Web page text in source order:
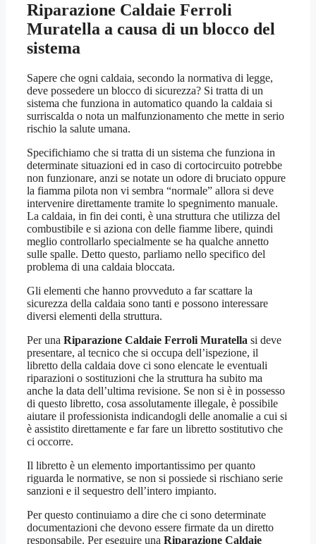
Riparazione Caldaie Ferroli
Muratella a causa di un blocco del
sistema
Sapere che ogni caldaia, secondo la normativa di legge,
deve possedere un blocco di sicurezza? Si tratta di un
sistema che funziona in automatico quando la caldaia si
surriscalda o nota un malfunzionamento che mette in serio
rischio la salute umana.
Specifichiamo che si tratta di un sistema che funziona in
determinate situazioni ed in caso di cortocircuito potrebbe
non funzionare, anzi se notate un odore di bruciato oppure
la fiamma pilota non vi sembra “normale” allora si deve
intervenire direttamente tramite lo spegnimento manuale.
La caldaia, in fin dei conti, è una struttura che utilizza del
combustibile e si aziona con delle fiamme libere, quindi
meglio controllarlo specialmente se ha qualche annetto
sulle spalle. Detto questo, parliamo nello specifico del
problema di una caldaia bloccata.
Gli elementi che hanno provveduto a far scattare la
sicurezza della caldaia sono tanti e possono interessare
diversi elementi della struttura.
Per una Riparazione Caldaie Ferroli Muratella si deve
presentare, al tecnico che si occupa dell’ispezione, il
libretto della caldaia dove ci sono elencate le eventuali
riparazioni o sostituzioni che la struttura ha subito ma
anche la data dell’ultima revisione. Se non si è in possesso
di questo libretto, cosa assolutamente illegale, è possibile
aiutare il professionista indicandogli delle anomalie a cui si
è assistito direttamente e far fare un libretto sostitutivo che
ci occorre.
Il libretto è un elemento importantissimo per quanto
riguarda le normative, se non si possiede si rischiano serie
sanzioni e il sequestro dell’intero impianto.
Per questo continuiamo a dire che ci sono determinate
documentazioni che devono essere firmate da un diretto
responsabile. Per eseguire una Riparazione Caldaie